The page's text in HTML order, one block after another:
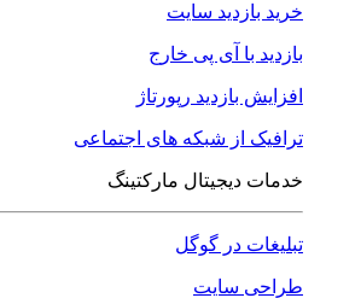
خرید بازدید سایت
بازدید با آی پی خارج
افزایش بازدید رپورتاژ
ترافیک از شبکه های اجتماعی
خدمات دیجیتال مارکتینگ
تبلیغات در گوگل
طراحی سایت